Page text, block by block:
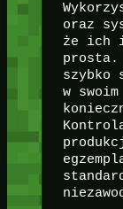
oraz
że ich
prosta.
szybko
w